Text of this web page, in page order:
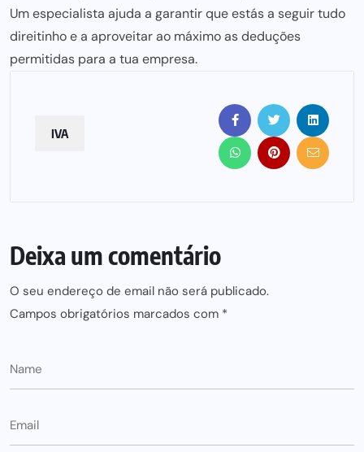
Um especialista ajuda a garantir que estás a seguir tudo
direitinho e a aproveitar ao máximo as deduções
permitidas para a tua empresa.
IVA
Deixa um comentário
O seu endereço de email não será publicado.
Campos obrigatórios marcados com *